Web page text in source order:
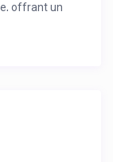
offrant un